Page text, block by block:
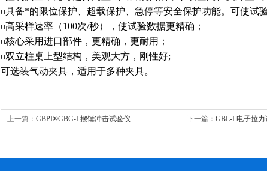
u具备*的限位保护、超载保护、急停等安全保护功能。可使试
u高采样速率（100次/秒），使试验数据更精确；
u核心采用进口部件，更精确，更耐用；
u双立柱桌上型结构，美观大方，刚性好;
可选装气动夹具，适用于多种夹具。
上一篇： GBPI®GBG-L摆锤冲击试验仪 下一篇： GBL-L电子拉力